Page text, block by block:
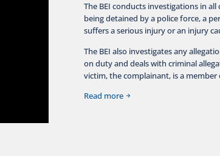
le
la
The BEI conducts investigations in
being detained by a police force, a
suffers a serious injury or an injury
The BEI also investigates any
on duty and deals with criminal
victim, the complainant, is a
Read more